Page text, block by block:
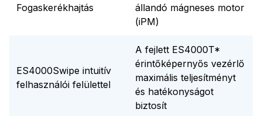
Fogaskerékhajtás
állandó mágneses motor
(iPM)
ES4000Swipe intuitív
felhasználói felülettel
A fejlett ES4000T*
érintőképernyős vezérlő
maximális teljesítményt
és hatékonyságot
biztosít